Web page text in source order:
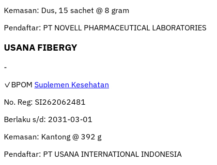
Kemasan: Dus, 15 sachet @ 8 gram
Pendaftar: PT NOVELL PHARMACEUTICAL LABORATORIES
USANA FIBERGY
-
✓BPOM Suplemen Kesehatan
No. Reg: SI262062481
Berlaku s/d: 2031-03-01
Kemasan: Kantong @ 392 g
Pendaftar: PT USANA INTERNATIONAL INDONESIA